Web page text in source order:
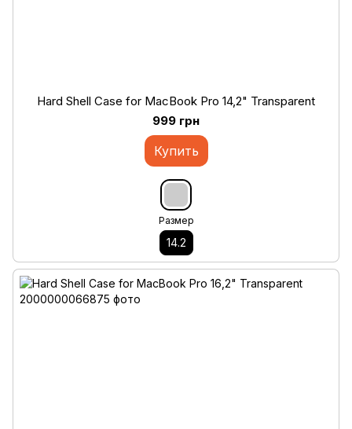
Hard Shell Case for MacBook Pro 14,2" Transparent
999 грн
Купить
Размер
14.2